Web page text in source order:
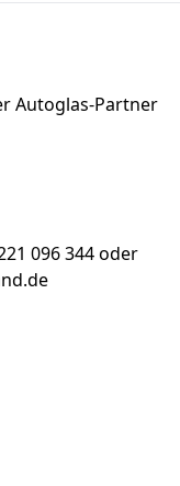
Autoglas-Partner
096 344 oder
Profile